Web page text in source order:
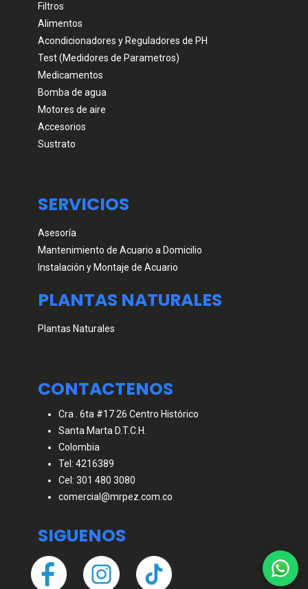
Filtros
Alimentos
Acondicionadores y Reguladores de PH
Test (Medidores de Parametros)
Medicamentos
Bomba de agua
Motores de aire
Accesorios
Sustrato
SERVICIOS
Asesoría
Mantenimiento de Acuario a Domicilio
Instalación y Montaje de Acuario
PLANTAS NATURALES
Plantas Naturales
CONTACTENOS
Cra . 6ta #17 26 Centro Histórico
Santa Marta D.T.C.H.
Colombia
Tel: 4216389
Cel: 301 480 3080
comercial@mrpez.com.co
SIGUENOS